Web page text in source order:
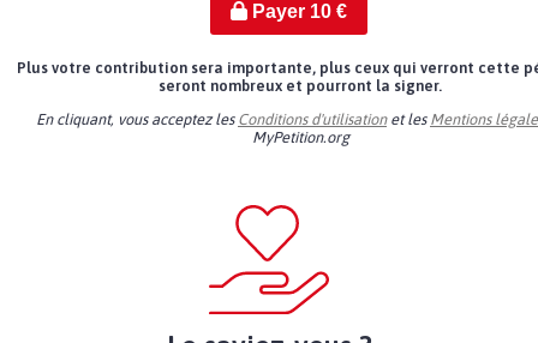
Payer 10€
Plus votre contribution sera importante, plus ceux qui verront cette
seront nombreux et pourront la signer.
En cliquant, vous acceptez les Conditions d'utilisationet les Mentions
MyPetition.org